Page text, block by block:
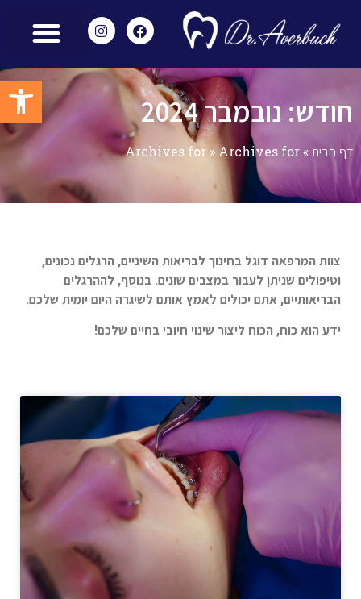
חודש: נובמבר 2024
דף הבית »
Archives for»Archives for
צוות המרפאה דוגל בחינוך לבריאות השיניים, הרגלים נכונים,
וטיפולים שניתן לעבור במצבים שונים. בנוסף, לההרגלים
הבריאותיים, אתם יכולים לאמץ אותם לשיגרה היום יומית שלכם.
ידע הוא כוח, הכוח ליצור שינוי חיובי בחיים שלכם!
פתח